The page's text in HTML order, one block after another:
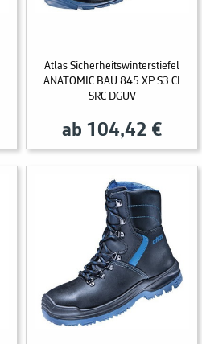
Atlas Sicherheitswinterstiefel
ANATOMIC BAU 845 XP S3 CI
SRC DGUV
ab 104,42 €